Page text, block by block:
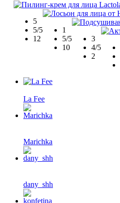
5
5/5
12
1
5/5
10
3
4/5
2
La Fee
Marichka
dany_shh